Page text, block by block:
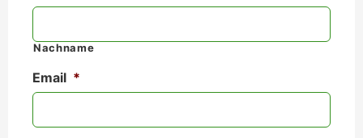
Nachname
Email *